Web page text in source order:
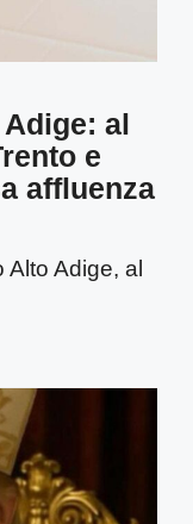
al
e
affluenza
Adige, al